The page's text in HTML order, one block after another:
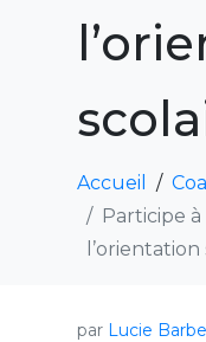
Accueil
Participe
par Lucie Barbe